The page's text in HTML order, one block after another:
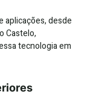
aplicações, desde
Castelo,
tecnologia em